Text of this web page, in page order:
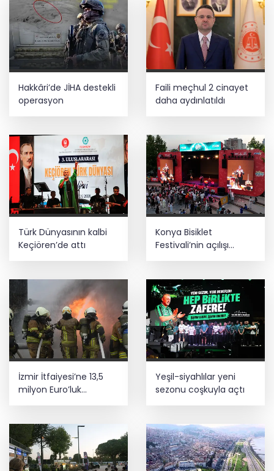
Hakkâri’de JİHA destekli
operasyon
Faili meçhul 2 cinayet
daha aydınlatıldı
Türk Dünyasının kalbi
Keçiören’de attı
Konya Bisiklet
Festivali’nin açılışı
İzmir İtfaiyesi’ne 13,5
milyon Euro’luk
teknoloji yatırımı
Yeşil-siyahlılar yeni
sezonu coşkuyla açtı